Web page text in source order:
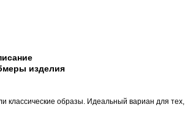
изделия
классические образы. Идеальный вариан для